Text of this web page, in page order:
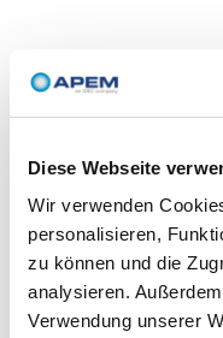
Diese Webseite
Wir verwenden
personalisieren,
zu können und die
analysieren.
Verwendung unserer